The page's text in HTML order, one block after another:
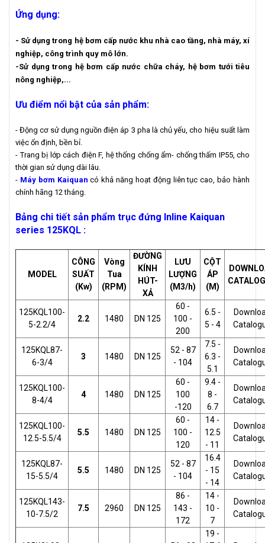
Ứng dụng:
- Sử dụng trong hệ bơm cấp nước khu nhà cao tầng, nhà máy, xí
nghiệp, công trình quy mô lớn.
-Sử dụng trong hệ bơm cấp nước chữa cháy, hệ bơm tưới tiêu
nông nghiệp,...
Ưu điểm nổi bật của sản phẩm:
- Động cơ sử dụng nguồn điện áp 3 pha là chủ yếu, cho hiệu suất làm
việc ổn định, bền bỉ.
- Trang bị lớp cách điện F, hệ thống chống ẩm- chống thấm IP55, cho
thời gian sử dụng dài lâu.
- Máy bơm Kaiquan có khả năng hoạt động liên tục cao, bảo hành
chính hãng 12 tháng.
Bảng chi tiết sản phẩm trục đứng Inline Kaiquan
series 125KQL :
MODEL
CÔNG
SUẤT
(Kw)
Vòng
Tua
(RPM)
ĐƯỜNG
KÍNH
HÚT-
XẢ
LƯU
LƯỢNG
(M3/h)
CỘT
ÁP
(M)
125KQL100-
5-2.2/4
2.2 1480 DN 125
60 -
100 -
200
6.5 -
5 - 4
125KQL87-
6-3/4
3 1480 DN 125
52 - 87
- 104
7.5 -
6.3 -
5.1
125KQL100-
8-4/4
4 1480 DN 125
60 -
100
-120
9.4 -
8 -
6.7
125KQL100-
12.5-5.5/4
5.5 1480 DN 125
60 -
100 -
120
14 -
12.5
- 11
125KQL87-
15-5.5/4
5.5 1480 DN 125
52 - 87
- 104
16.4
- 15
- 14
125KQL143-
10-7.5/2
7.5 2960 DN 125
86 -
143 -
172
14 -
10 -
7
19 -